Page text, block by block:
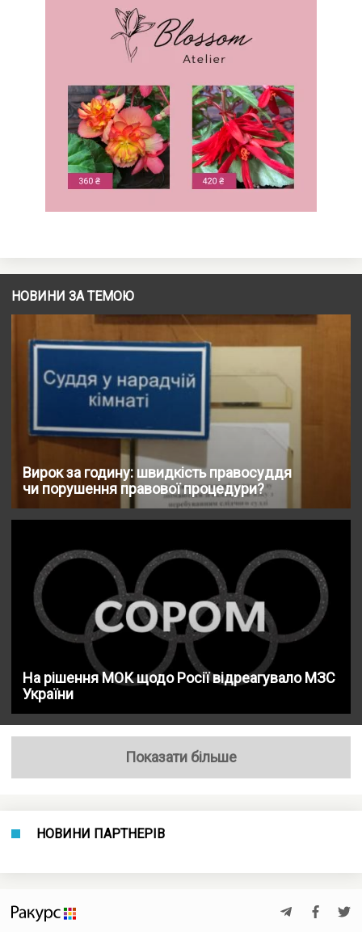
НОВИНИ ЗА ТЕМОЮ
Вирок за годину: швидкість правосуддя
чи порушення правової процедури?
На рішення МОК щодо Росії відреагувало МЗС
України
Показати більше
НОВИНИ ПАРТНЕРІВ